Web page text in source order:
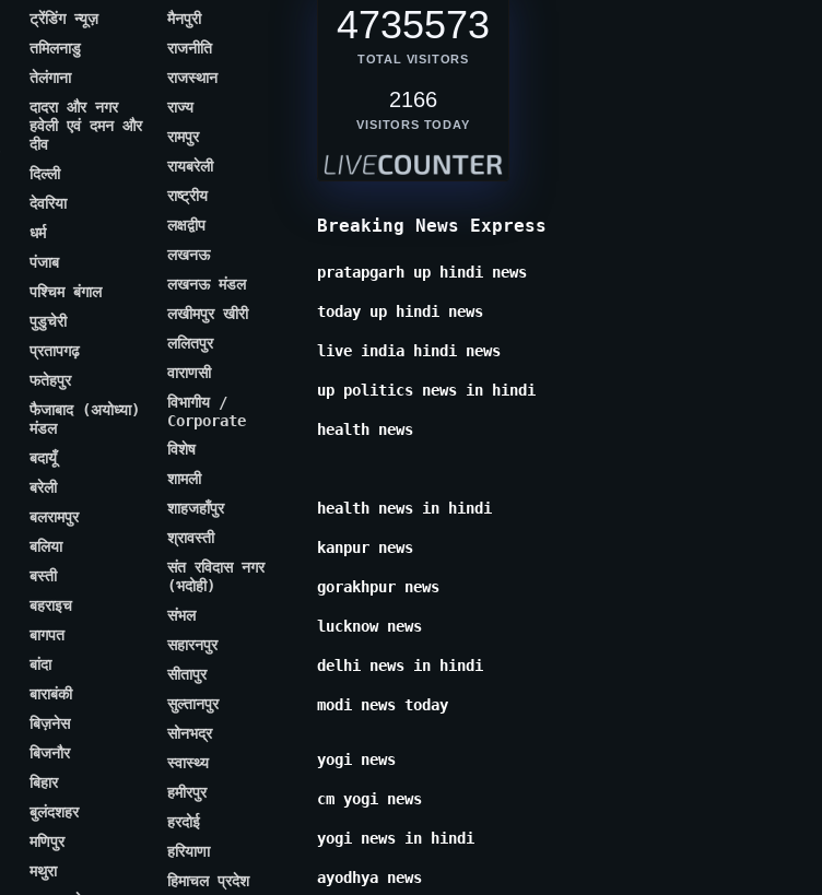
ट्रेंडिंग न्यूज़
तमिलनाडु
तेलंगाना
दादरा और नगर
हवेली एवं दमन और
दीव
दिल्ली
देवरिया
धर्म
पंजाब
पश्चिम बंगाल
पुडुचेरी
प्रतापगढ़
फतेहपुर
फैजाबाद (अयोध्या)
मंडल
बदायूँ
बरेली
बलरामपुर
बलिया
बस्ती
बहराइच
बागपत
बांदा
बाराबंकी
बिज़नेस
बिजनौर
बिहार
बुलंदशहर
मणिपुर
मथुरा
मैनपुरी
राजनीति
राजस्थान
राज्य
रामपुर
रायबरेली
राष्ट्रीय
लक्षद्वीप
लखनऊ
लखनऊ मंडल
लखीमपुर खीरी
ललितपुर
वाराणसी
विभागीय /
Corporate
विशेष
शामली
शाहजहाँपुर
श्रावस्ती
संत रविदास नगर
(भदोही)
संभल
सहारनपुर
सीतापुर
सुल्तानपुर
सोनभद्र
स्वास्थ्य
हमीरपुर
हरदोई
हरियाणा
हिमाचल प्रदेश
4735573
TOTAL VISITORS
2166
VISITORS TODAY
Breaking News Express
pratapgarh up hindi news
today up hindi news
live india hindi news
up politics news in hindi
health news
health news in hindi
kanpur news
gorakhpur news
lucknow news
delhi news in hindi
modi news today
yogi news
cm yogi news
yogi news in hindi
ayodhya news